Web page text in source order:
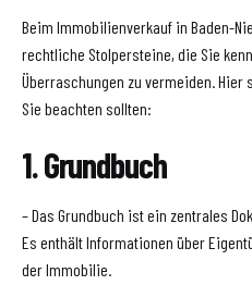
Beim Immobilienverkauf in Baden-
rechtliche Stolpersteine, die Sie
Überraschungen zu vermeiden.
Sie beachten sollten:
1. Grundbuch
– Das Grundbuch ist ein zentrales
Es enthält Informationen über
der Immobilie.